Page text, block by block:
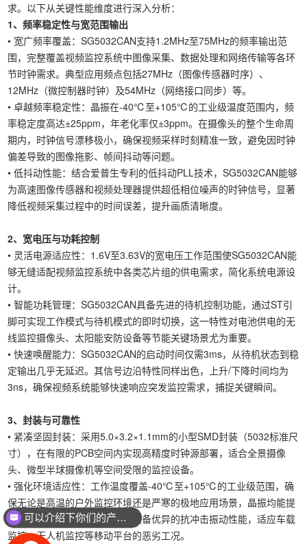
求。以下从关键性能维度进行深入分析：
1、频率稳定性与宽范围输出
• 宽广频率覆盖：SG5032CAN支持1.2MHz至75MHz的频率输出范
围，完整覆盖视频监控系统中图像采集、数据处理和网络传输等各环
节时钟需求。典型应用频点包括27MHz（图像传感器时序）、
12MHz（微控制器时钟）及54MHz（网络接口同步）等。
• 卓越频率稳定性：晶振在-40℃至+105℃的工业级温度范围内，频
率稳定度高达±25ppm，年老化率仅±3ppm。在摄像头的整个生命周
期内，时钟信号漂移极小，确保视频采样时刻精准一致，避免因时钟
偏差导致的图像拖影、帧间抖动等问题。
• 低抖动性能：结合爱普生专利的低抖动PLL技术，SG5032CAN能够
为高速图像传感器和视频处理器提供超低相位噪声的时钟信号，显著
降低视频采集过程中的时间误差，提升画质清晰度。
2、宽电压与功耗控制
• 灵活电源适应性：1.6V至3.63V的宽电压工作范围使SG5032CAN能
够无缝适配视频监控系统中各类芯片组的供电需求，简化系统电源设
计。
• 智能功耗管理：SG5032CAN具备先进的待机控制功能，通过ST引
脚可实现工作模式与待机模式的即时切换，这一特性对电池供电的无
线监控摄像头、太阳能安防设备等节能关键场景尤为重要。
• 快速唤醒能力：SG5032CAN的启动时间仅需3ms，从待机状态到稳
定输出几乎无延迟。其信号边沿特性同样出色，上升/下降时间均为
3ns，确保视频系统能够快速响应突发监控需求，捕捉关键瞬间。
3、封装与可靠性
• 紧凑坚固封装：采用5.0×3.2×1.1mm的小型SMD封装（5032标准尺
寸），在有限的PCB空间内实现高精度时钟源部署，适合全景摄像
头、微型半球摄像机等空间受限的监控设备。
• 强化环境适应性：工作温度覆盖-40℃至+105℃的工业级范围，确
保无论是高温的户外监控环境还是严寒的极地应用场景，晶振均能提
供稳定可靠的时钟信号。同时具备优异的抗冲击振动性能，适应车载
监控、无人机监控等移动平台的恶劣工况。
可以介绍下你们的产品么？